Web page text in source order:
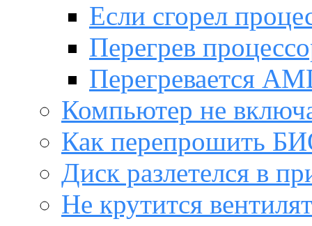
Если сгорел
Перегрев
Перегревается
Компьютер не
Как перепрошить
Диск разлетелся в
Не крутится